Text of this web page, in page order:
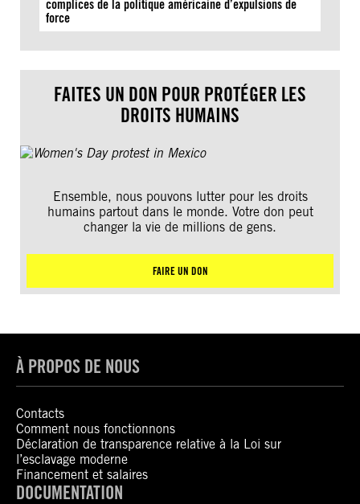
complices de la politique américaine d’expulsions de
force
FAITES UN DON POUR PROTÉGER LES
DROITS HUMAINS
Ensemble, nous pouvons lutter pour les droits
humains partout dans le monde. Votre don peut
changer la vie de millions de gens.
FAIRE UN DON
À PROPOS DE NOUS
Contacts
Comment nous fonctionnons
Déclaration de transparence relative à la Loi sur
l’esclavage moderne
Financement et salaires
DOCUMENTATION